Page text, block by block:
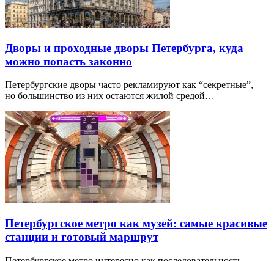
Дворы и проходные дворы Петербурга, куда
можно попасть законно
Петербургские дворы часто рекламируют как “секретные”,
но большинство из них остаются жилой средой…
Петербургское метро как музей: самые красивые
станции и готовый маршрут